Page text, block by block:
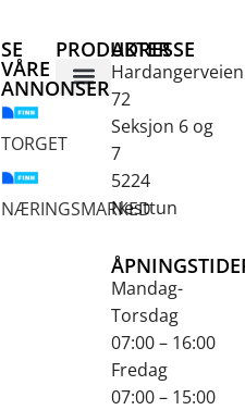
ADRESSE
Hardangerveien
72
Seksjon 6 og
7
5224
Nesttun
Mandag-
Torsdag
07:00 – 16:00
Fredag
07:00 – 15:00
PRODUKTER
SE
VÅRE
ANNONSER
TORGET
NÆRINGSMARKED